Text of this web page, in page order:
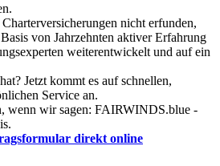
nicht erfunden,
von Jahrzehnten aktiver Erfahrung
weiterentwickelt und auf ein
Jetzt kommt es auf schnellen,
Service an.
wenn wir sagen: FAIRWINDS.blue -
direkt online